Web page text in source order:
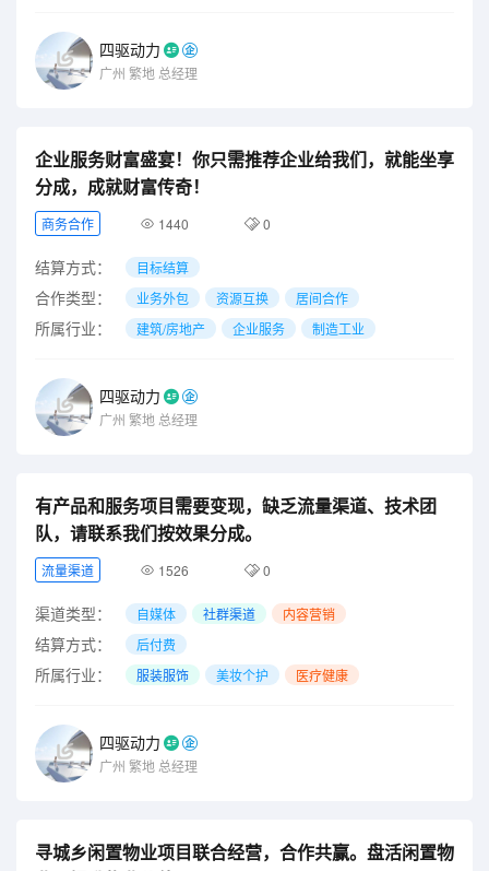
四驱动力
广州 繁地 总经理
企业服务财富盛宴！你只需推荐企业给我们，就能坐享
分成，成就财富传奇！
商务合作 1440 0
结算方式： 目标结算
合作类型： 业务外包 资源互换 居间合作
所属行业： 建筑/房地产 企业服务 制造工业
四驱动力
广州 繁地 总经理
有产品和服务项目需要变现，缺乏流量渠道、技术团
队，请联系我们按效果分成。
流量渠道 1526 0
渠道类型： 自媒体 社群渠道 内容营销
结算方式： 后付费
所属行业： 服装服饰 美妆个护 医疗健康
四驱动力
广州 繁地 总经理
寻城乡闲置物业项目联合经营，合作共赢。盘活闲置物